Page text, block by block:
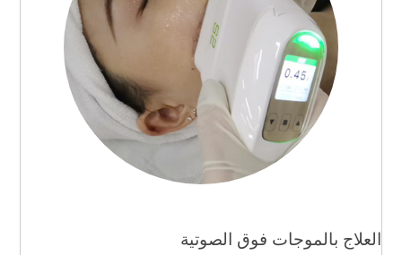
العلاج بالموجات فوق الصوتية